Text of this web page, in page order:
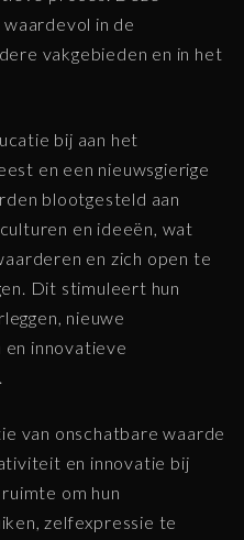
in de
vakgebieden en in het
bij aan het
en een nieuwsgierige
blootgesteld aan
en ideeën, wat
en zich open te
Dit stimuleert hun
nieuwe
innovatieve
van onschatbare waarde
en innovatie bij
om hun
zelfexpressie te